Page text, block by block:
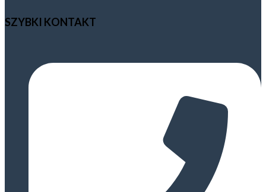
SZYBKI KONTAKT